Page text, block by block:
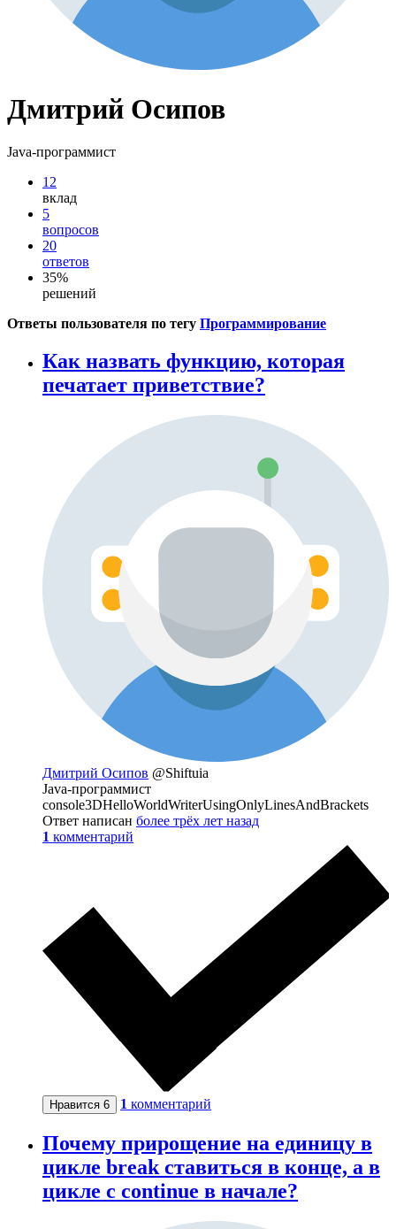
Дмитрий Осипов
Java-программист
12
вклад
5
вопросов
20
ответов
35%
решений
Ответы пользователя по тегу Программирование
Как назвать функцию, которая
печатает приветствие?
Дмитрий Осипов @Shiftuia
Java-программист
console3DHelloWorldWriterUsingOnlyLinesAndBrackets
Ответ написан более трёх лет назад
1 комментарий
Нравится 6 1 комментарий
Почему прирощение на единицу в
цикле break ставиться в конце, а в
цикле с continue в начале?